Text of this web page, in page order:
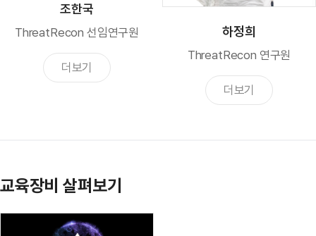
조한국
ThreatRecon 선임연구원
더보기
하정희
ThreatRecon 연구원
더보기
교육장비 살펴보기